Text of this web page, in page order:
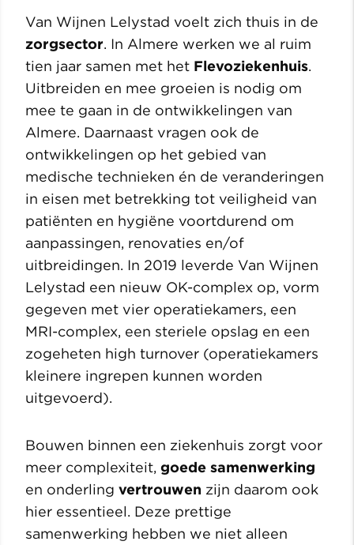
Van Wijnen Lelystad voelt zich thuis in de
zorgsector. In Almere werken we al ruim
tien jaar samen met het Flevoziekenhuis.
Uitbreiden en mee groeien is nodig om
mee te gaan in de ontwikkelingen van
Almere. Daarnaast vragen ook de
ontwikkelingen op het gebied van
medische technieken én de veranderingen
in eisen met betrekking tot veiligheid van
patiënten en hygiëne voortdurend om
aanpassingen, renovaties en/of
uitbreidingen. In 2019 leverde Van Wijnen
Lelystad een nieuw OK-complex op, vorm
gegeven met vier operatiekamers, een
MRI-complex, een steriele opslag en een
zogeheten high turnover (operatiekamers
kleinere ingrepen kunnen worden
uitgevoerd).
Bouwen binnen een ziekenhuis zorgt voor
meer complexiteit, goede samenwerking
en onderling vertrouwen zijn daarom ook
hier essentieel. Deze prettige
samenwerking hebben we niet alleen